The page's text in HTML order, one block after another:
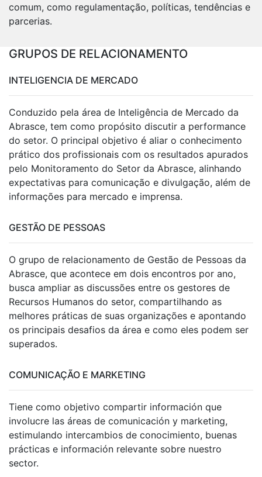
comum, como regulamentação, políticas, tendências e
parcerias.
GRUPOS DE RELACIONAMENTO
INTELIGENCIA DE MERCADO
Conduzido pela área de Inteligência de Mercado da
Abrasce, tem como propósito discutir a performance
do setor. O principal objetivo é aliar o conhecimento
prático dos profissionais com os resultados apurados
pelo Monitoramento do Setor da Abrasce, alinhando
expectativas para comunicação e divulgação, além de
informações para mercado e imprensa.
GESTÃO DE PESSOAS
O grupo de relacionamento de Gestão de Pessoas da
Abrasce, que acontece em dois encontros por ano,
busca ampliar as discussões entre os gestores de
Recursos Humanos do setor, compartilhando as
melhores práticas de suas organizações e apontando
os principais desafios da área e como eles podem ser
superados.
COMUNICAÇÃO E MARKETING
Tiene como objetivo compartir información que
involucre las áreas de comunicación y marketing,
estimulando intercambios de conocimiento, buenas
prácticas e información relevante sobre nuestro
sector.